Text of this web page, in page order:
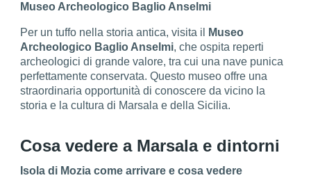
Museo Archeologico Baglio Anselmi
Per un tuffo nella storia antica, visita il
Museo
Archeologico Baglio Anselmi, che ospita reperti
archeologici di grande valore, tra cui una nave punica
perfettamente conservata. Questo museo offre una
straordinaria opportunità di conoscere da vicino la
storia e la cultura di Marsala e della Sicilia.
Cosa vedere a Marsala e dintorni
Isola di Mozia come arrivare e cosa vedere